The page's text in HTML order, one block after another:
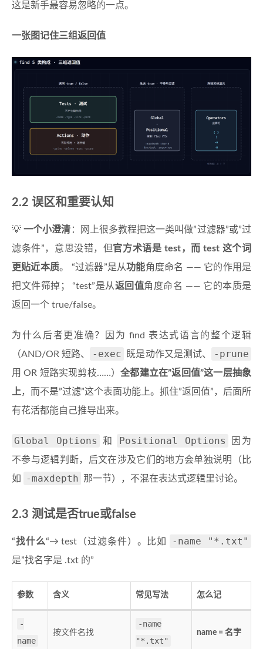
这是新手最容易忽略的一点。
一张图记住三组返回值
2.2 误区和重要认知
💡一个小澄清 ：网上很多教程把这一类叫做”过滤器”或”过
滤条件”，意思没错，但官方术语是 test，而 test 这个词
更贴近本质。 “过滤器”是从功能角度命名 —— 它的作用是
把文件筛掉； “test”是从返回值角度命名 —— 它的本质是
返回一个 true/false。
为什么后者更准确？因为 find 表达式语言的整个逻辑
（AND/OR 短路、
-exec 既是动作又是测试、 -prune
用 OR 短路实现剪枝……）全都建立在”返回值”这一层抽象
上，而不是”过滤”这个表面功能上。抓住”返回值”，后面所
有花活都能自己推导出来。
Global Options 和 Positional Options
因为
不参与逻辑判断，后文在涉及它们的地方会单独说明（比
如
-maxdepth 那一节），不混在表达式逻辑里讨论。
2.3 测试是否true或false
“找什么“→ test（过滤条件）。比如 -name "*.txt"
是”找名字是 .txt 的”
参数 含义 常见写法 怎么记
-
name
按文件名找
-name
"*.txt"
name = 名字